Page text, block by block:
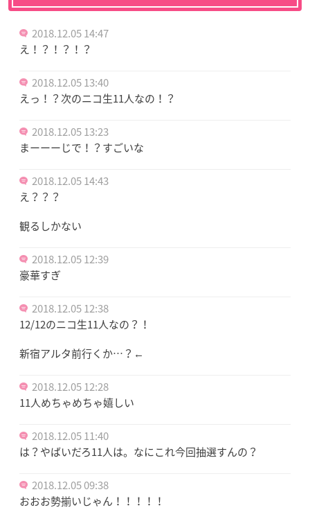
2018.12.05 14:47
え！？！？！？
2018.12.05 13:40
えっ！？次のニコ生11人なの！？
2018.12.05 13:23
まーーーじで！？すごいな
2018.12.05 14:43
え？？？
観るしかない
2018.12.05 12:39
豪華すぎ
2018.12.05 12:38
12/12のニコ生11人なの？！
新宿アルタ前行くか…？←
2018.12.05 12:28
11人めちゃめちゃ嬉しい
2018.12.05 11:40
は？やばいだろ11人は。なにこれ今回抽選すんの？
2018.12.05 09:38
おおお勢揃いじゃん！！！！！